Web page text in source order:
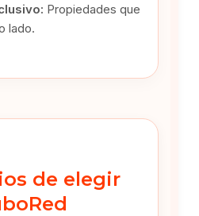
Propiedades que
lado.
de elegir